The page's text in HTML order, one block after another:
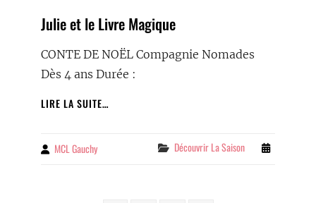
Julie et le Livre Magique
CONTE DE NOËL Compagnie Nomades
Dès 4 ans Durée :
LIRE LA SUITE…
By MCL Gauchy Categories
Découvrir La Saison